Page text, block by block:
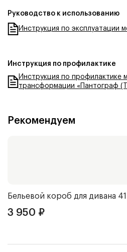
Руководство к использованию
Инструкция по эксплуатации
Инструкция по профилактике
Инструкция по профилактике
трансформации «Пантограф
Рекомендуем
Бельевой короб для дивана
3 950 ₽